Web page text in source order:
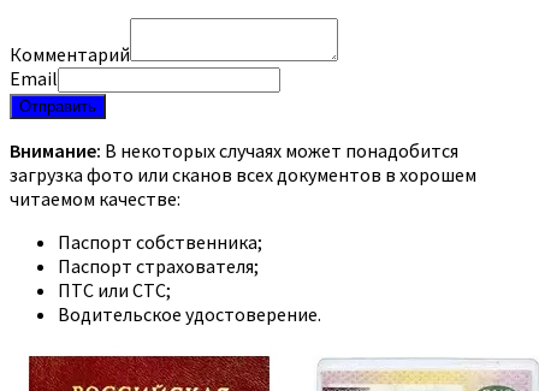
Комментарий
Email
Отправить
Внимание: В некоторых случаях может понадобится
загрузка фото или сканов всех документов в хорошем
читаемом качестве:
Паспорт собственника;
Паспорт страхователя;
ПТС или СТС;
Водительское удостоверение.